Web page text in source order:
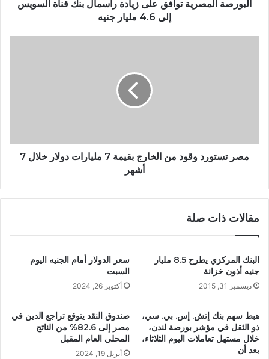
البورصة المصرية توافق على زيادة رأسمال بنك قناة السويس
إلى 4.6 مليار جنيه
مصر تستورد وقود من الخارج بقيمة 7 مليارات دولار خلال 7
أشهر
مقالات ذات صلة
البنك المركزي يطرح 8.5 مليار
جنيه أذون خزانة
ديسمبر 31, 2015
سعر الدولار أمام الجنيه اليوم
السبت
أكتوبر 26, 2024
هبط سهم بنك إتش. إس. بي. سي،
ذو الثقل في مؤشر بورصة لندن،
خلال مستهل تعاملات اليوم الثلاثاء،
بعد أن
صندوق النقد يتوقع تراجع الدين في
مصر إلى 82.6% من الناتج
المحلي العام المقبل
أبريل 19, 2024